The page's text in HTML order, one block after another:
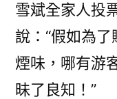
雪斌全家人投
說：“假如為
煙味，哪有游
昧了良知！”